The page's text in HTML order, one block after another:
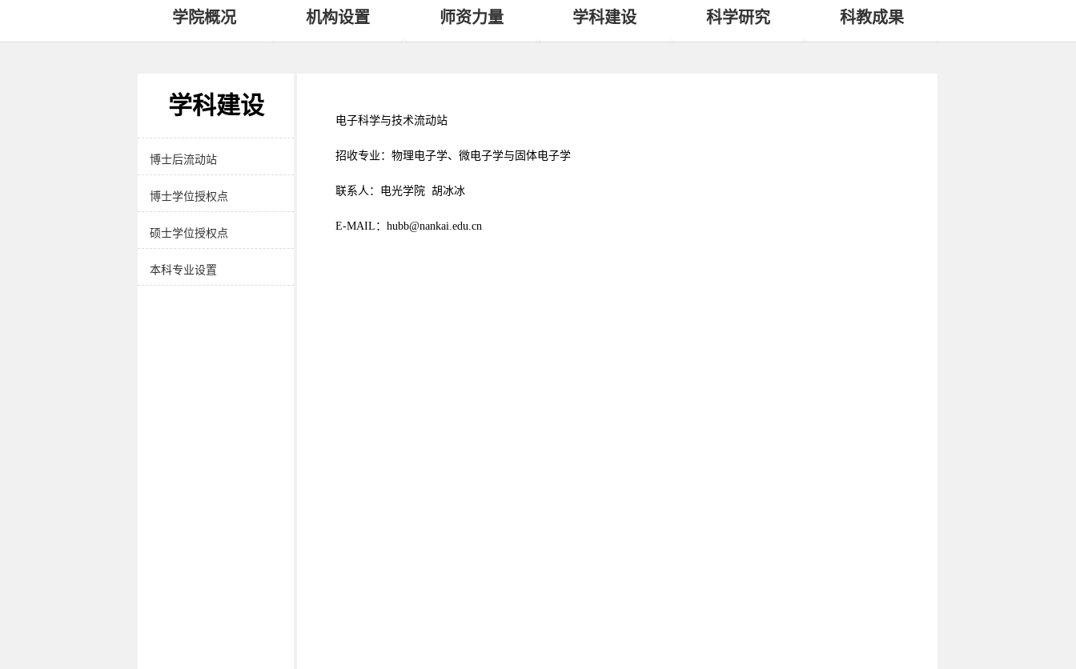
学院概况
党政领导
机构设置 师资力量 学科建设 科学研究 科教成果
学科建设
博士后流动站
博士学位授权点
硕士学位授权点
本科专业设置
电子科学与技术流动站
招收专业：物理电子学、微电子学与固体电子学
联系人：电光学院 胡冰冰
E-MAIL：hubb@nankai.edu.cn